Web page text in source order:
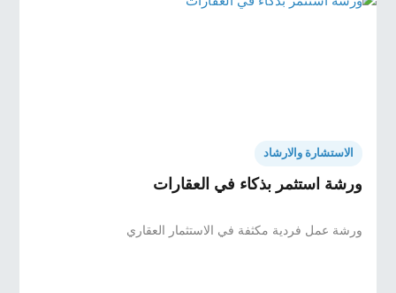
الاستشارة والارشاد
ورشة استثمر بذكاء في العقارات
ورشة عمل فردية مكثفة في الاستثمار العقاري